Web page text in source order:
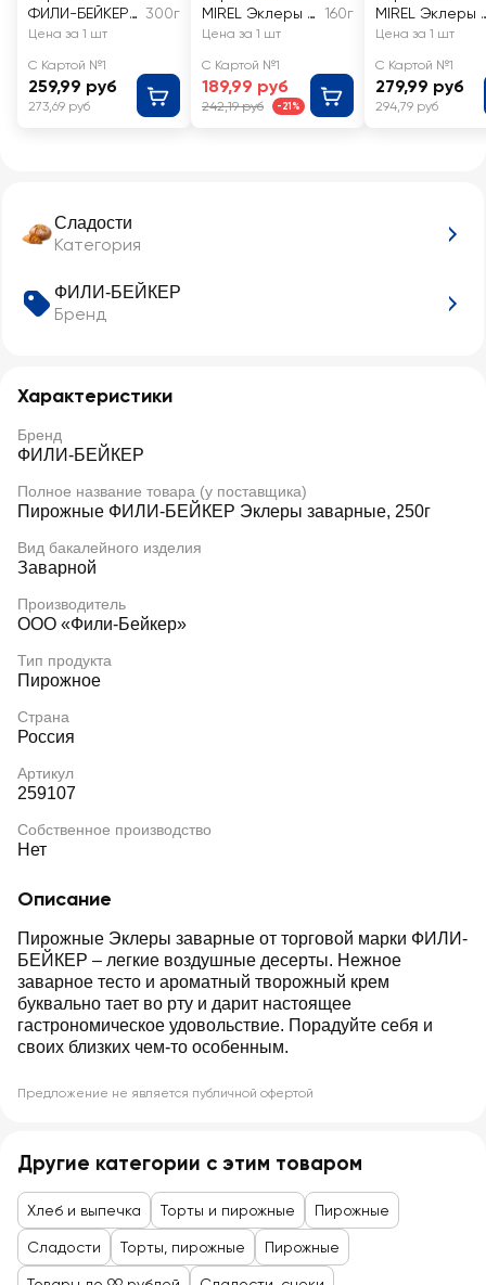
Сладости
Категория
ФИЛИ-БЕЙКЕР
Бренд
Характеристики
Бренд
ФИЛИ-БЕЙКЕР
Полное название товара (у поставщика)
Пирожные ФИЛИ-БЕЙКЕР Эклеры заварные, 250г
Вид бакалейного изделия
Заварной
Производитель
ООО «Фили-Бейкер»
Тип продукта
Пирожное
Страна
Россия
Артикул
259107
Собственное производство
Нет
Описание
Пирожные Эклеры заварные от торговой марки ФИЛИ-
БЕЙКЕР – легкие воздушные десерты. Нежное
заварное тесто и ароматный творожный крем
буквально тает во рту и дарит настоящее
гастрономическое удовольствие. Порадуйте себя и
своих близких чем-то особенным.
Предложение не является публичной офертой
ФИЛИ-БЕЙКЕР
Кольца
300г
Цена за 1 шт
С Картой №1
259,99 руб
273,69 руб
MIREL Эклеры с
белковым
160г
Цена за 1 шт
С Картой №1
189,99 руб
242,19 руб -21%
MIREL Эклеры
заварным
Цена за 1 шт
С Картой №1
279,99 руб
294,79 руб
Другие категории с этим товаром
Хлеб и выпечка Торты и пирожные Пирожные
Сладости Торты, пирожные Пирожные